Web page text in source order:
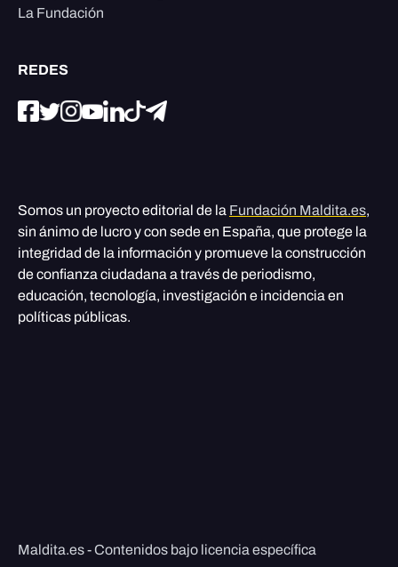
La Fundación
REDES
Somos un proyecto editorial de la Fundación Maldita.es,
sin ánimo de lucro y con sede en España, que protege la
integridad de la información y promueve la construcción
de confianza ciudadana a través de periodismo,
educación, tecnología, investigación e incidencia en
políticas públicas.
Maldita.es - Contenidos bajo licencia específica